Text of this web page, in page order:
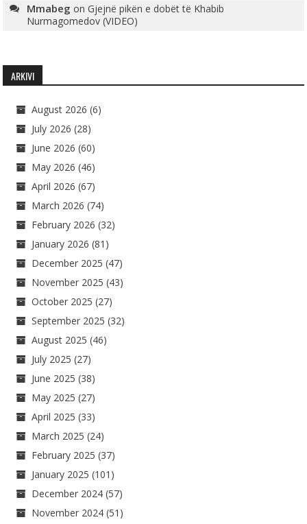
Mmabeg onGjejnë pikën e dobët të Khabib
Nurmagomedov (VIDEO)
ARKIVI
August 2026 (6)
July 2026 (28)
June 2026 (60)
May 2026 (46)
April 2026 (67)
March 2026 (74)
February 2026 (32)
January 2026 (81)
December 2025 (47)
November 2025 (43)
October 2025 (27)
September 2025 (32)
August 2025 (46)
July 2025 (27)
June 2025 (38)
May 2025 (27)
April 2025 (33)
March 2025 (24)
February 2025 (37)
January 2025 (101)
December 2024 (57)
November 2024 (51)